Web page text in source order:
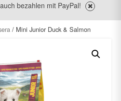
bezahlen mit PayPal!
/ Mini Junior Duck & Salmon